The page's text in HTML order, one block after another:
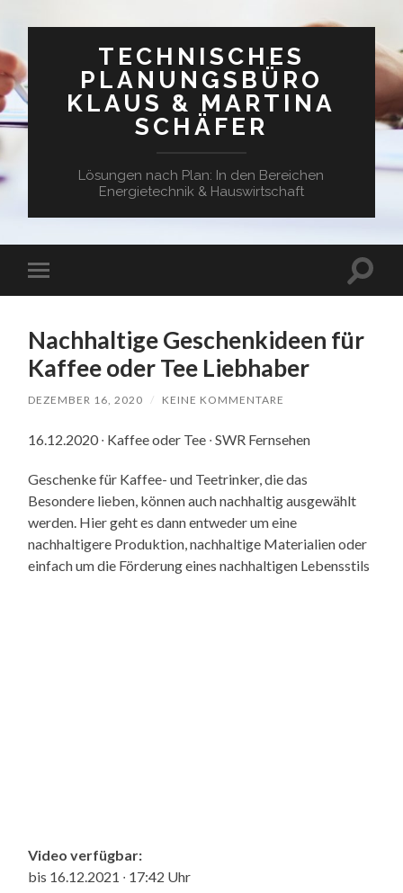
TECHNISCHES
PLANUNGSBÜRO
KLAUS & MARTINA
SCHÄFER
Lösungen nach Plan: In den Bereichen
Energietechnik & Hauswirtschaft
Mobile-
Menü
Nachhaltige Geschenkideen für
Kaffee oder Tee Liebhaber
DEZEMBER 16, 2020 / KEINE KOMMENTARE
16.12.2020 ∙ Kaffee oder Tee ∙ SWR Fernsehen
Geschenke für Kaffee- und Teetrinker, die das
Besondere lieben, können auch nachhaltig ausgewählt
werden. Hier geht es dann entweder um eine
nachhaltigere Produktion, nachhaltige Materialien oder
einfach um die Förderung eines nachhaltigen Lebensstils
Video verfügbar:
bis 16.12.2021 ∙ 17:42 Uhr